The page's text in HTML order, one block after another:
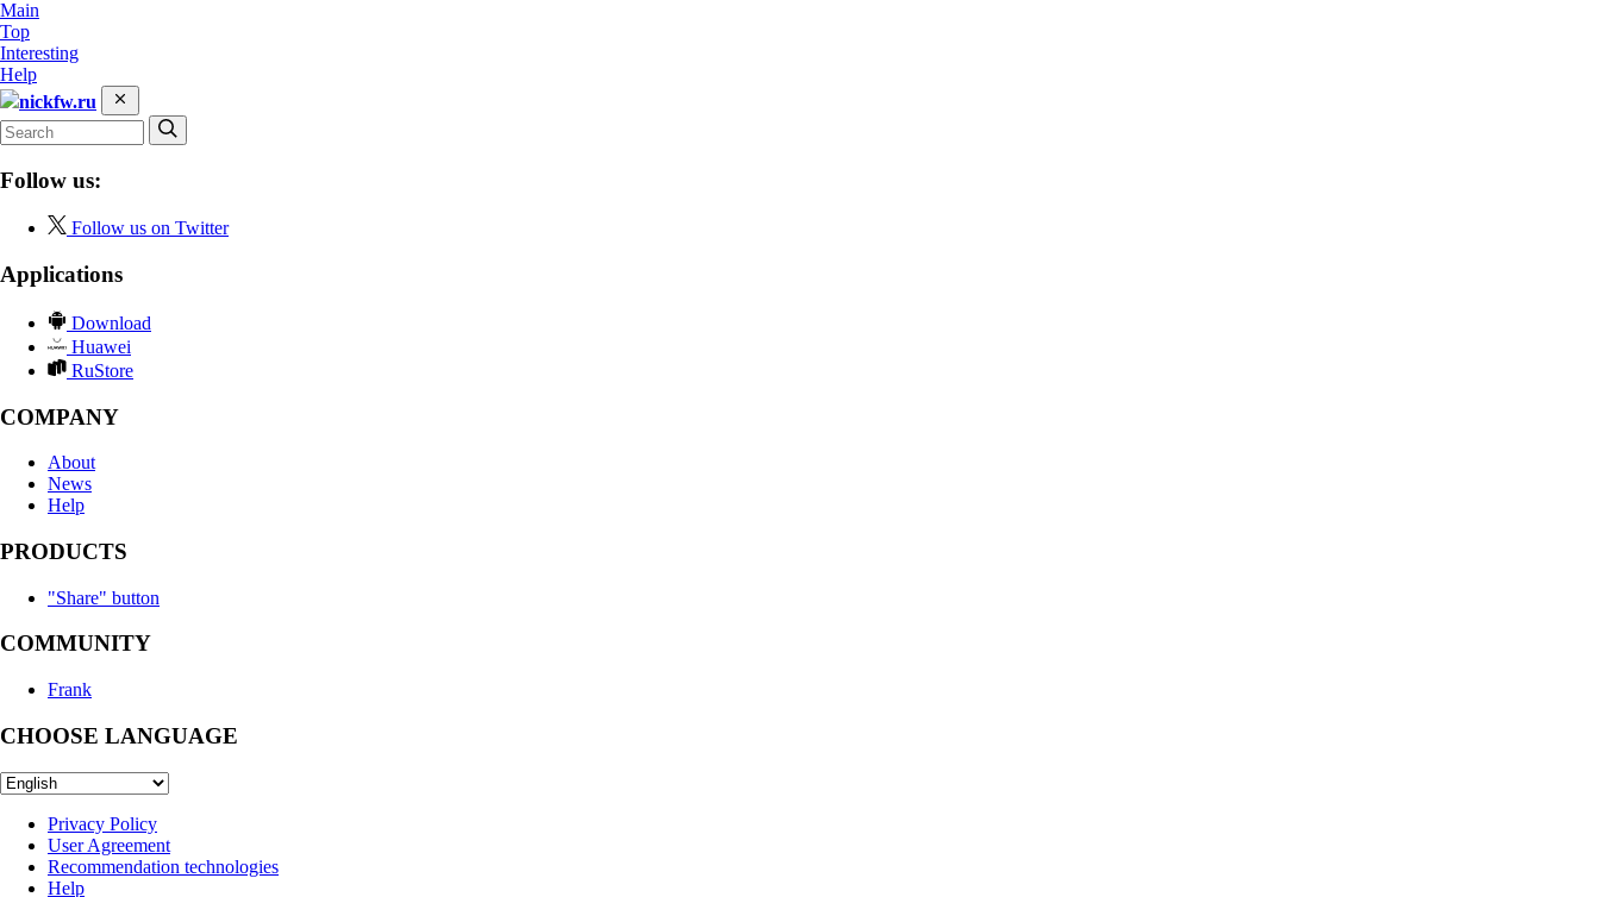
Main
Top
Interesting
Help
nickfw.ru
Follow us:
Follow us on Twitter
Applications
Download
Huawei
RuStore
COMPANY
About
News
Help
PRODUCTS
"Share" button
COMMUNITY
Frank
CHOOSE LANGUAGE
Privacy Policy
User Agreement
Recommendation technologies
Help